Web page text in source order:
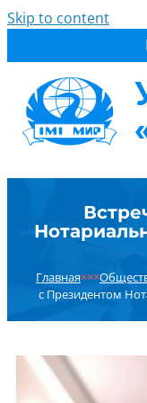
Skip to content
СТУДЕНТУ
ДОПОБРАЗОВАНИЕ
ОБ
НОВОСТИ
РЕЗУЛЬТАТ
Главная×××
с Президентом